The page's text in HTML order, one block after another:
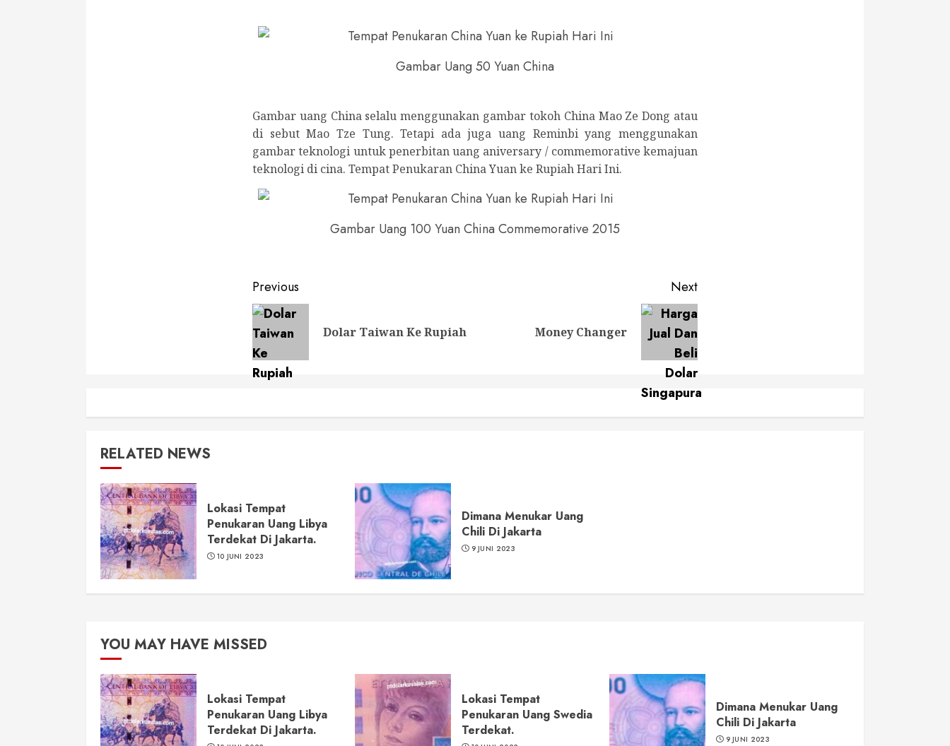
Gambar Uang 50 Yuan China
Gambar uang China selalu menggunakan gambar tokoh China Mao Ze Dong atau
di sebut Mao Tze Tung. Tetapi ada juga uang Reminbi yang menggunakan
gambar teknologi untuk penerbitan uang aniversary / commemorative kemajuan
teknologi di cina. Tempat Penukaran China Yuan ke Rupiah Hari Ini.
Gambar Uang 100 Yuan China Commemorative 2015
Continue
Reading
Previous
Dolar Taiwan Ke Rupiah
Next
Money Changer
RELATED NEWS
Lokasi Tempat
Penukaran Uang Libya
Terdekat Di Jakarta.
10 JUNI 2023
Dimana Menukar Uang
Chili Di Jakarta
9 JUNI 2023
YOU MAY HAVE MISSED
Lokasi Tempat
Penukaran Uang Libya
Terdekat Di Jakarta.
Lokasi Tempat
Penukaran Uang Swedia
Terdekat.
Dimana Menukar Uang
Chili Di Jakarta
9 JUNI 2023